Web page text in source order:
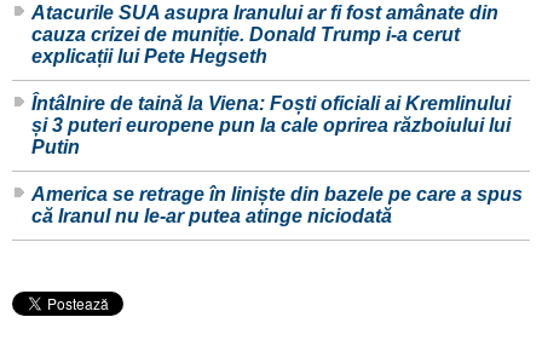
Atacurile SUA asupra Iranului ar fi fost amânate din
cauza crizei de muniție. Donald Trump i-a cerut
explicații lui Pete Hegseth
Întâlnire de taină la Viena: Foști oficiali ai Kremlinului
și 3 puteri europene pun la cale oprirea războiului lui
Putin
America se retrage în liniște din bazele pe care a spus
că Iranul nu le-ar putea atinge niciodată